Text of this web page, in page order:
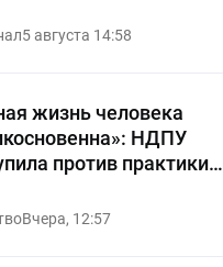
5 августа 14:58
жизнь человека
НДПУ
против практики
домов и махаллей»
Вчера, 12:57